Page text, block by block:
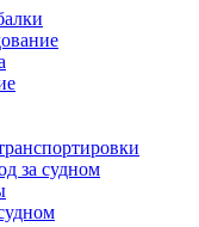
за судном